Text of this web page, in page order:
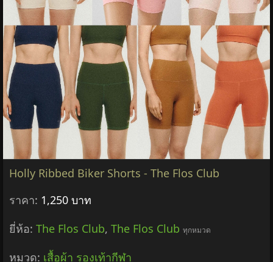
Holly Ribbed Biker Shorts - The Flos Club
ราคา: 1,250 บาท
ยี่ห้อ: The Flos Club, The Flos Club ทุกหมวด
หมวด: เสื้อผ้า รองเท้ากีฬา